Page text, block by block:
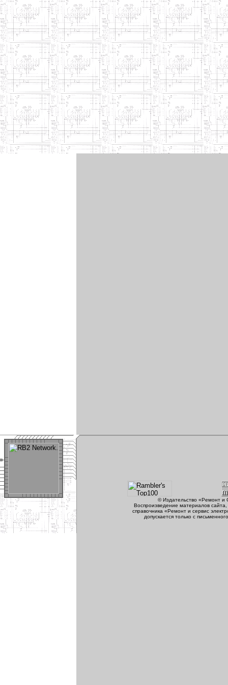
© Издательство «Ремонт
Воспроизведение материалов
справочника «Ремонт и сервис
допускается только с